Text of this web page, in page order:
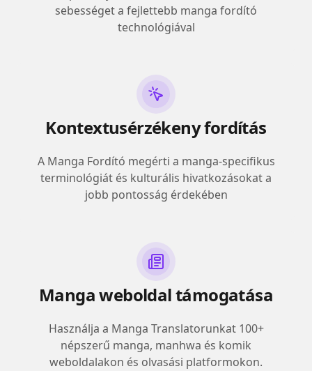
sebességet a fejlettebb manga fordító
technológiával
Kontextusérzékeny fordítás
A Manga Fordító megérti a manga-specifikus
terminológiát és kulturális hivatkozásokat a
jobb pontosság érdekében
Manga weboldal támogatása
Használja a Manga Translatorunkat 100+
népszerű manga, manhwa és komik
weboldalakon és olvasási platformokon.